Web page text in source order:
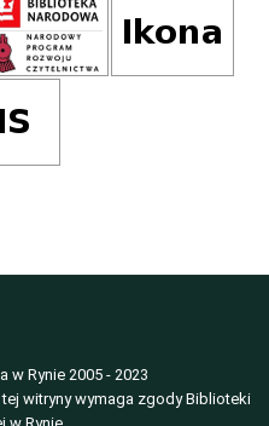
Rynie 2005 - 2023
witryny wymaga zgody Biblioteki